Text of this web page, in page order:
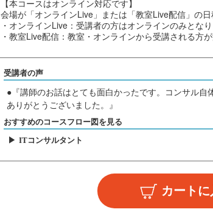
【本コースはオンライン対応です】
会場が「オンラインLive」または「教室Live配信」の
・オンラインLive：受講者の方はオンラインのみとなり
・教室Live配信：教室・オンラインから受講される方が
受講者の声
●『講師のお話はとても面白かったです。コンサル自
ありがとうございました。』
おすすめのコースフロー図を見る
ITコンサルタント